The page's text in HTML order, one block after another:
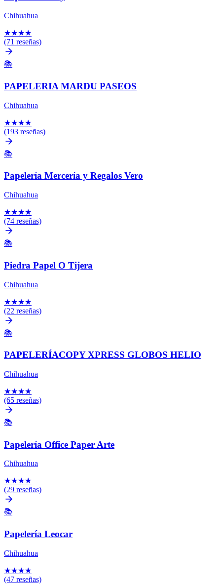
Chihuahua
★★★★
(71 reseñas)
📚
PAPELERIA MARDU PASEOS
Chihuahua
★★★★
(193 reseñas)
📚
Papelería Mercería y Regalos Vero
Chihuahua
★★★★
(74 reseñas)
📚
Piedra Papel O Tijera
Chihuahua
★★★★
(22 reseñas)
📚
PAPELERÍACOPY XPRESS GLOBOS HELIO
Chihuahua
★★★★
(65 reseñas)
📚
Papelería Office Paper Arte
Chihuahua
★★★★
(29 reseñas)
📚
Papelería Leocar
Chihuahua
★★★★
(47 reseñas)